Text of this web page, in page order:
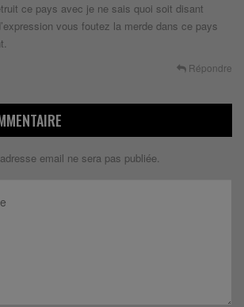
ce pays avec je ne sais quoi soit disant
vous foutez la merde dans ce pays
Répondre
email ne sera pas publiée.